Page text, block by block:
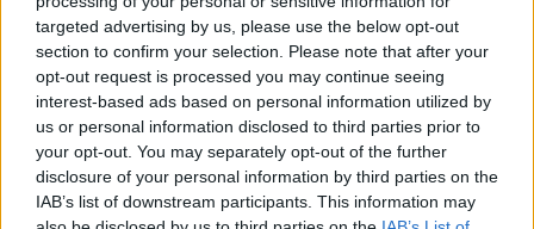
targeted advertising by us, please use the below opt-out
section to confirm your selection. Please note that after your
opt-out request is processed you may continue seeing
interest-based ads based on personal information utilized by
us or personal information disclosed to third parties prior to
your opt-out. You may separately opt-out of the further
disclosure of your personal information by third parties on the
IAB’s list of downstream participants. This information may
pas parfait.
Prévoir des encas sains : Gardez à portée de
main des fruits, barres de céréales ou compotes
pour éviter les coups de fatigue et tenir jusqu’au
prochain vrai repas.
Prendre soin de son couple et de sa